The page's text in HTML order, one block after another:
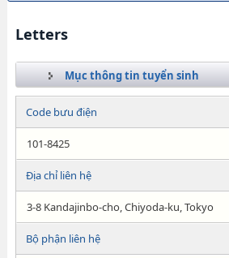
Letters
Mục thông tin tuyển sinh
Code bưu điện
101-8425
Địa chỉ liên hệ
3-8 Kandajinbo-cho, Chiyoda-ku, Tokyo
Bộ phận liên hệ